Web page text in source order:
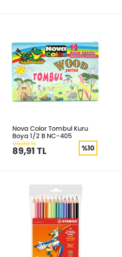
Nova Color Tombul Kuru
Boya 1/2 B NC-405
99,90 TL
89,91 TL %10